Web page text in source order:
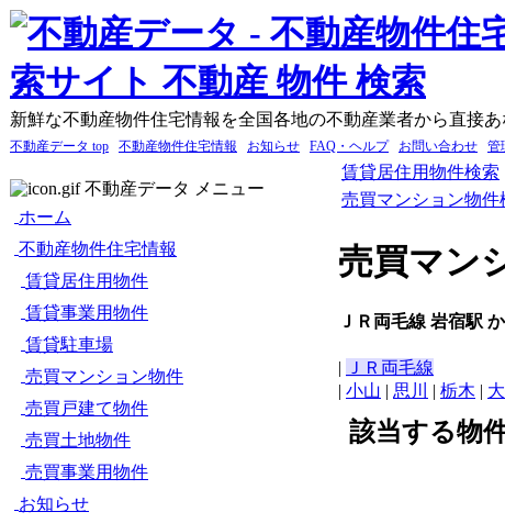
新鮮な不動産物件住宅情報を全国各地の不動産業者から直接あ
不動産データ top 不動産物件住宅情報 お知らせ FAQ・ヘルプ お問い合わせ 管
不動産データ メニュー
ホーム
不動産物件住宅情報
賃貸居住用物件
賃貸事業用物件
賃貸駐車場
売買マンション物件
売買戸建て物件
売買土地物件
売買事業用物件
お知らせ
賃貸居住用物件検索
売買マンション物件
売買マン
ＪＲ両毛線 岩宿駅
|
ＪＲ両毛線
| 小山 | 思川 | 栃木 |
該当する物